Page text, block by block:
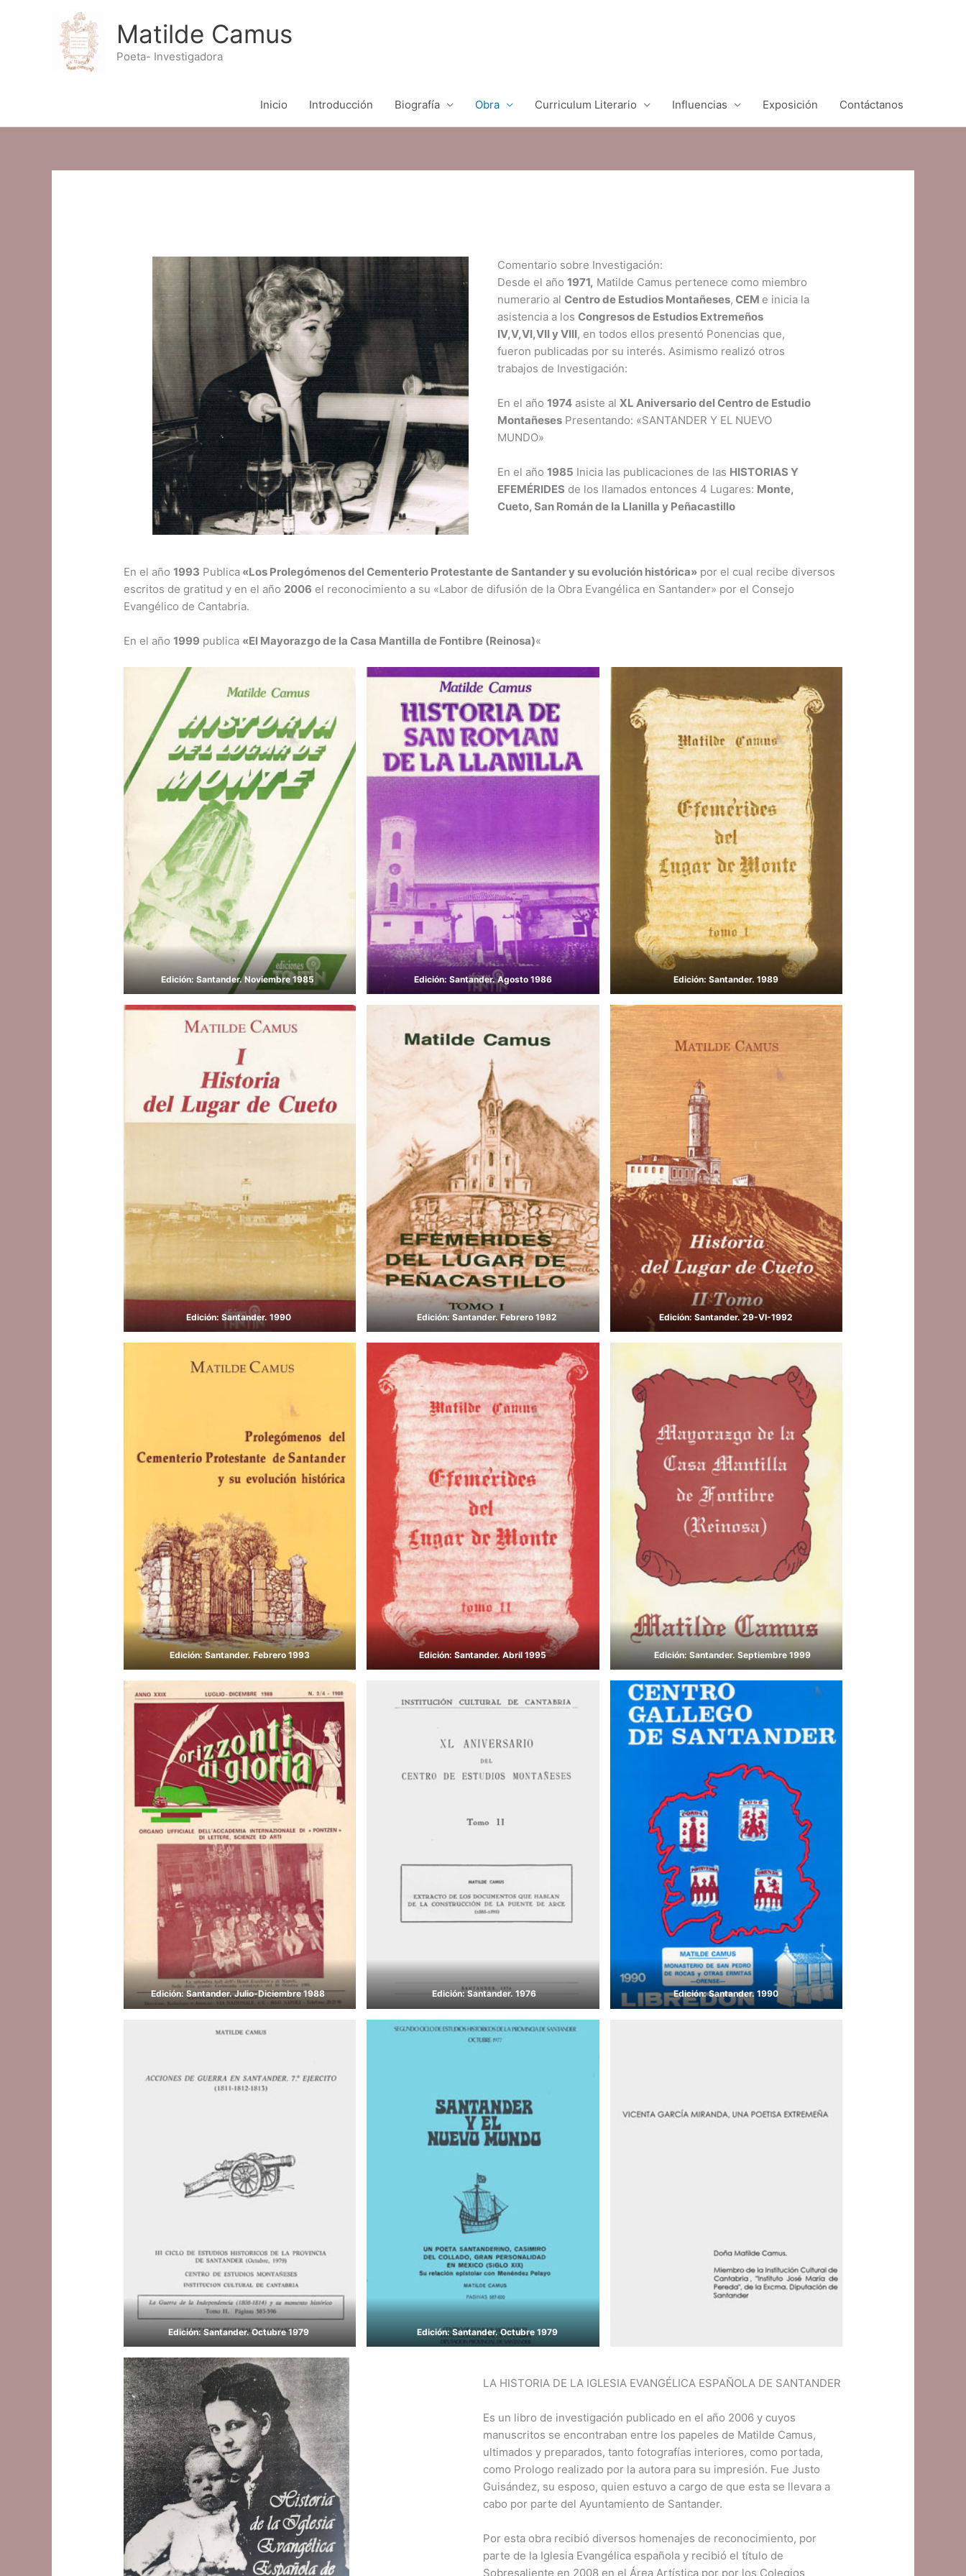
Matilde Camus
Poeta- Investigadora
Inicio Introducción Biografía Obra Curriculum Literario Influencias Exposición Contáctanos
Comentario sobre Investigación:
Desde el año 1971, Matilde Camus pertenece como miembro
numerario al Centro de Estudios Montañeses, CEM e inicia la
asistencia a los Congresos de Estudios Extremeños
IV,V,VI,VII y VIII, en todos ellos presentó Ponencias que,
fueron publicadas por su interés. Asimismo realizó otros
trabajos de Investigación:
En el año 1974 asiste al XL Aniversario del Centro de Estudio
Montañeses Presentando: «SANTANDER Y EL NUEVO
MUNDO»
En el año 1985 Inicia las publicaciones de las HISTORIAS Y
EFEMÉRIDES de los llamados entonces 4 Lugares: Monte,
Cueto, San Román de la Llanilla y Peñacastillo
En el año1993 Publica «Los Prolegómenos del Cementerio Protestante de Santander y su evolución histórica» por el cual recibe diversos
escritos de gratitud y en el año 2006 el reconocimiento a su «Labor de difusión de la Obra Evangélica en Santander» por el Consejo
Evangélico de Cantabria.
En el año1999 publica «El Mayorazgo de la Casa Mantilla de Fontibre (Reinosa)«
Edición: Santander. Noviembre 1985 Edición: Santander. Agosto 1986 Edición: Santander. 1989
Edición: Santander. 1990 Edición: Santander. Febrero 1982 Edición: Santander. 29-VI-1992
Edición: Santander. Febrero 1993 Edición: Santander. Abril 1995 Edición: Santander. Septiembre 1999
Edición: Santander. Julio-Diciembre 1988 Edición: Santander. 1976 Edición: Santander. 1990
Edición: Santander. Octubre 1979 Edición: Santander. Octubre 1979
LA HISTORIA DE LA IGLESIA EVANGÉLICA ESPAÑOLA DE SANTANDER
Es un libro de investigación publicado en el año 2006 y cuyos
manuscritos se encontraban entre los papeles de Matilde Camus,
ultimados y preparados, tanto fotografías interiores, como portada,
como Prologo realizado por la autora para su impresión. Fue Justo
Guisández, su esposo, quien estuvo a cargo de que esta se llevara a
cabo por parte del Ayuntamiento de Santander.
Por esta obra recibió diversos homenajes de reconocimiento, por
parte de la Iglesia Evangélica española y recibió el título de
Sobresaliente en 2008 en el Área Artística por por los Colegios